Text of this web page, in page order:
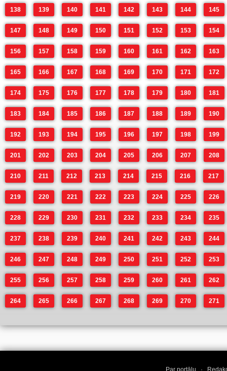
138 139 140 141 142 143 144 145
147 148 149 150 151 152 153 154
156 157 158 159 160 161 162 163
165 166 167 168 169 170 171 172
174 175 176 177 178 179 180 181
183 184 185 186 187 188 189 190
192 193 194 195 196 197 198 199
201 202 203 204 205 206 207 208
210 211 212 213 214 215 216 217
219 220 221 222 223 224 225 226
228 229 230 231 232 233 234 235
237 238 239 240 241 242 243 244
246 247 248 249 250 251 252 253
255 256 257 258 259 260 261 262
264 265 266 267 268 269 270 271
Par portālu ·